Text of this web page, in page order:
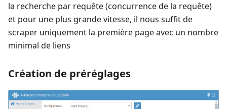
la recherche par requête (concurrence de la requête)
et pour une plus grande vitesse, il nous suffit de
scraper uniquement la première page avec un nombre
minimal de liens
Création de préréglages